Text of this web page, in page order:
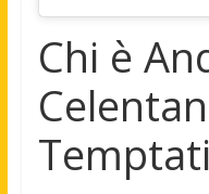
Chi è